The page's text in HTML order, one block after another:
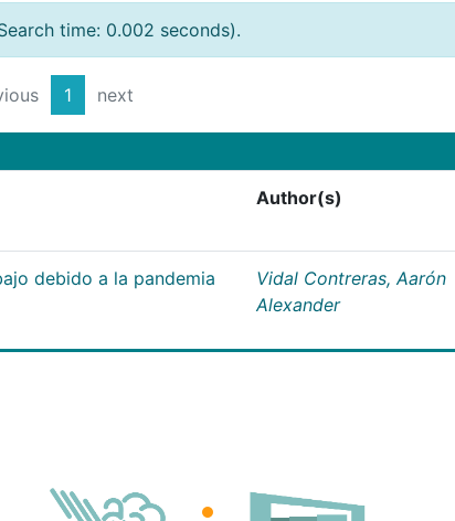
time: 0.002 seconds).
1 next
Author(s)
debido a la pandemia
Vidal Contreras, Aarón
Alexander